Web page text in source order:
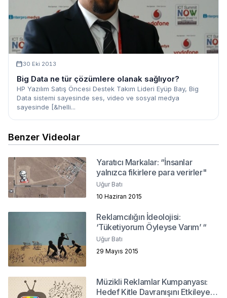
30 Eki 2013
Big Data ne tür çözümlere olanak sağlıyor?
HP Yazılım Satış Öncesi Destek Takım Lideri Eyüp Bay, Big
Data sistemi sayesinde ses, video ve sosyal medya
sayesinde [&helli...
Benzer Videolar
Yaratıcı Markalar: “İnsanlar
yalnızca fikirlere para verirler"
Uğur Batı
10 Haziran 2015
Reklamcılığın İdeolojisi:
‘Tüketiyorum Öyleyse Varım’ “
Uğur Batı
29 Mayıs 2015
Müzikli Reklamlar Kumpanyası:
Hedef Kitle Davranışını Etkileyen